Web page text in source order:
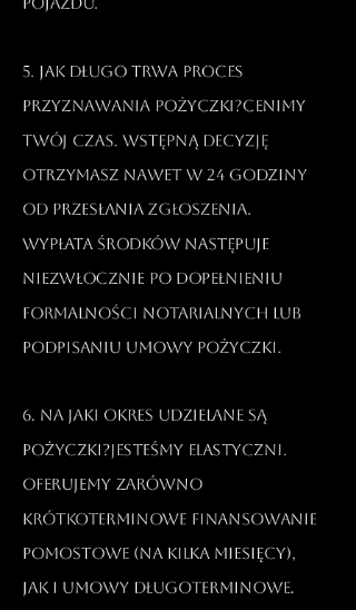
5. Jak długo trwa proces
przyznawania pożyczki?Cenimy
Twój czas. Wstępną decyzję
otrzymasz nawet w 24 godziny
od przesłania zgłoszenia.
Wypłata środków następuje
niezwłocznie po dopełnieniu
formalności notarialnych lub
podpisaniu umowy pożyczki.​
6. Na jaki okres udzielane są
pożyczki?Jesteśmy elastyczni.
Oferujemy zarówno
krótkoterminowe finansowanie
pomostowe (na kilka miesięcy),
jak i umowy długoterminowe.